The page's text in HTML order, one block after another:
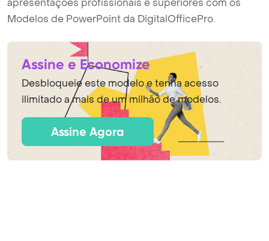
apresentações profissionais e superiores com os
Modelos de PowerPoint da DigitalOfficePro.
Assine e Economize
Desbloqueie este modelo e tenha acesso
ilimitado a mais de um milhão de modelos.
Assine Agora